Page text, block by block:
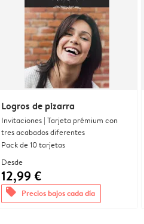
Logros de pizarra
Invitaciones | Tarjeta prémium con
tres acabados diferentes
Pack de 10 tarjetas
Desde
12,99 €
offers Precios bajos cada día